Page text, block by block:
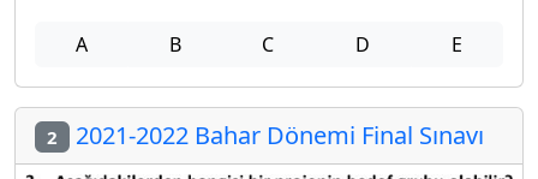
A B C D E
2 2021-2022 Bahar Dönemi Final Sınavı